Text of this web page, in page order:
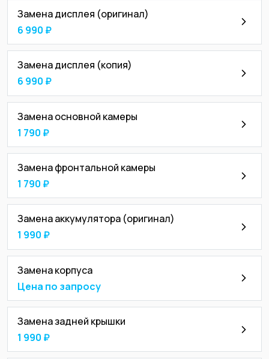
Замена дисплея (оригинал)
6 990 ₽
Замена дисплея (копия)
6 990 ₽
Замена основной камеры
1 790 ₽
Замена фронтальной камеры
1 790 ₽
Замена аккумулятора (оригинал)
1 990 ₽
Замена корпуса
Цена по запросу
Замена задней крышки
1 990 ₽